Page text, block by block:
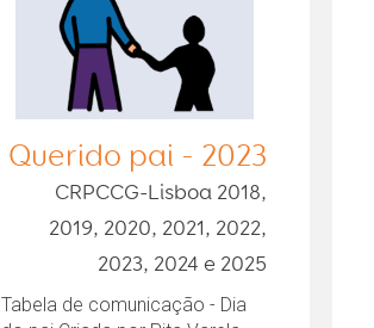
Querido pai - 2023
CRPCCG-Lisboa 2018,
2019, 2020, 2021, 2022,
2023, 2024 e 2025
Tabela de comunicação - Dia